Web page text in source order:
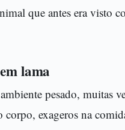
que antes era visto
lama
pesado, muitas
exageros na